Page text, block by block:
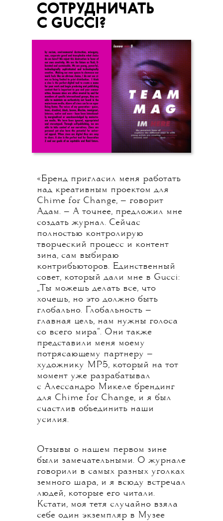
СОТРУДНИЧАТЬ
С GUCCI?
«Бренд пригласил меня работать
над креативным проектом для
Chime for Change, — говорит
Адам. — А точнее, предложил мне
создать журнал. Сейчас
полностью контролирую
творческий процесс и контент
зина, сам выбираю
контрибьюторов. Единственный
совет, который дали мне в Gucci:
„Ты можешь делать все, что
хочешь, но это должно быть
глобально. Глобальность —
главная цель, нам нужны голоса
со всего мира“. Они также
представили меня моему
потрясающему партнеру —
художнику MP5, который на тот
момент уже разрабатывал
с Алессандро Микеле брендинг
для Chime for Change, и я был
счастлив объединить наши
усилия.
Отзывы о нашем первом зине
были замечательными. О журнале
говорили в самых разных уголках
земного шара, и я всюду встречал
людей, которые его читали.
Кстати, моя тетя случайно взяла
себе один экземпляр в Музее